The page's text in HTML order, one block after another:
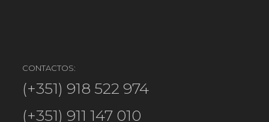
CONTACTOS:
(+351) 918 522 974
(+351) 911 147 010